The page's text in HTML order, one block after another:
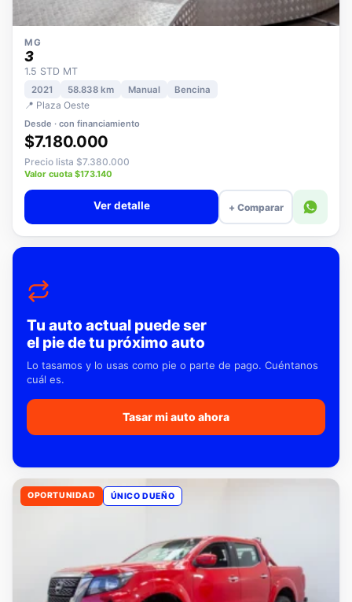
MG
3
1.5 STD MT
2021 58.838 km
📍 Plaza Oeste
Desde · con financiamiento
$7.180.000
Precio lista $7.380.000
Valor cuota $173.140
+ Comparar
Tu auto actual puede ser
el pie de tu próximo auto
Lo tasamos y lo usas como pie o parte de pago. Cuéntanos
OPORTUNIDAD